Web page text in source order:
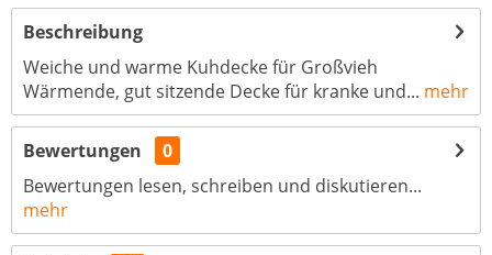
Beschreibung
Weiche und warme Kuhdecke für Großvieh
Wärmende, gut sitzende Decke für kranke und... mehr
Bewertungen
0
Bewertungen lesen, schreiben und diskutieren...
mehr